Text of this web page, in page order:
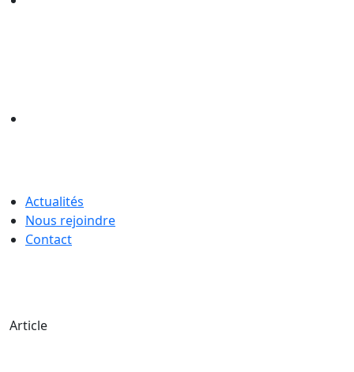
Actualités
Nous rejoindre
Contact
Article